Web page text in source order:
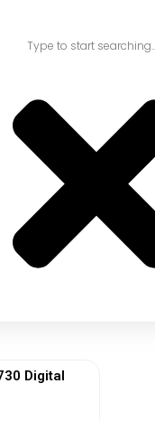
Digital